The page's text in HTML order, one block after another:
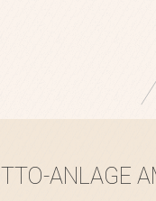
TTO-ANLAGE